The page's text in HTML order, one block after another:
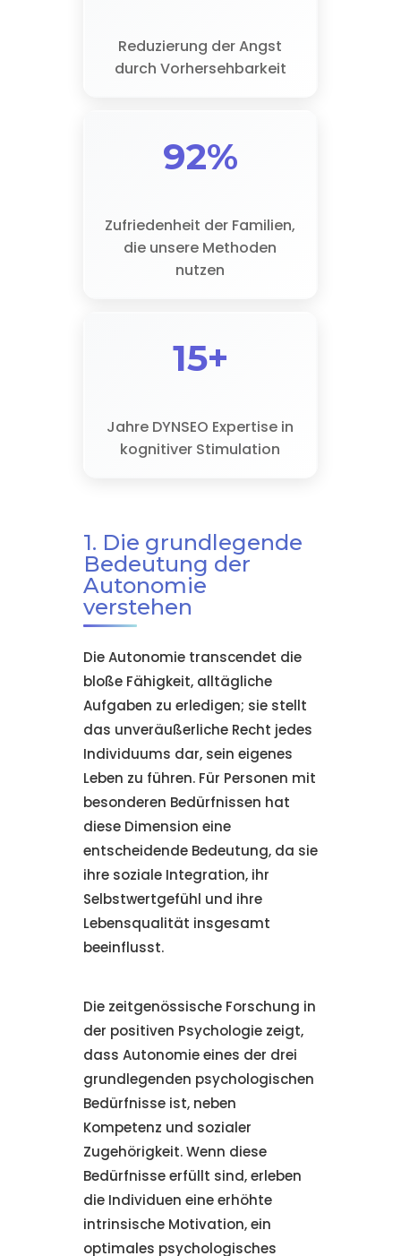
Reduzierung der Angst
durch Vorhersehbarkeit
92%
Zufriedenheit der Familien,
die unsere Methoden
nutzen
15+
Jahre DYNSEO Expertise in
kognitiver Stimulation
1. Die grundlegende
Bedeutung der
Autonomie
verstehen
Die Autonomie transcendet die
bloße Fähigkeit, alltägliche
Aufgaben zu erledigen; sie stellt
das unveräußerliche Recht jedes
Individuums dar, sein eigenes
Leben zu führen. Für Personen mit
besonderen Bedürfnissen hat
diese Dimension eine
entscheidende Bedeutung, da sie
ihre soziale Integration, ihr
Selbstwertgefühl und ihre
Lebensqualität insgesamt
beeinflusst.
Die zeitgenössische Forschung in
der positiven Psychologie zeigt,
dass Autonomie eines der drei
grundlegenden psychologischen
Bedürfnisse ist, neben
Kompetenz und sozialer
Zugehörigkeit. Wenn diese
Bedürfnisse erfüllt sind, erleben
die Individuen eine erhöhte
intrinsische Motivation, ein
optimales psychologisches